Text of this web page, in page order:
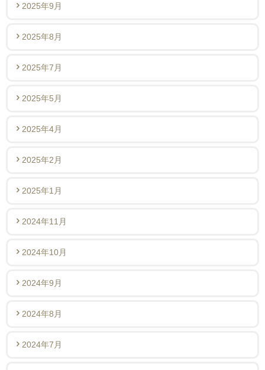
2025年9月
2025年8月
2025年7月
2025年5月
2025年4月
2025年2月
2025年1月
2024年11月
2024年10月
2024年9月
2024年8月
2024年7月